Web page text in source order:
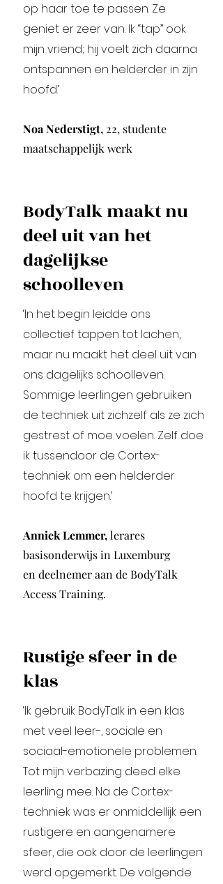
op haar toe te passen. Ze
geniet er zeer van. Ik “tap” ook
mijn vriend; hij voelt zich daarna
ontspannen en helderder in zijn
hoofd.’
Noa Nederstigt, 22, studente
maatschappelijk werk
BodyTalk maakt nu
deel uit van het
dagelijkse
schoolleven
‘In het begin leidde ons
collectief tappen tot lachen,
maar nu maakt het deel uit van
ons dagelijks schoolleven.
Sommige leerlingen gebruiken
de techniek uit zichzelf als ze zich
gestrest of moe voelen. Zelf doe
ik tussendoor de Cortex-
techniek om een helderder
hoofd te krijgen.’
Anniek Lemmer,lerares
basisonderwijs in Luxemburg
en deelnemer aan de BodyTalk
Access Training.
Rustige sfeer in de
klas
‘Ik gebruik BodyTalk in een klas
met veel leer-, sociale en
sociaal-emotionele problemen.
Tot mijn verbazing deed elke
leerling mee. Na de Cortex-
techniek was er onmiddellijk een
rustigere en aangenamere
sfeer, die ook door de leerlingen
werd opgemerkt. De volgende